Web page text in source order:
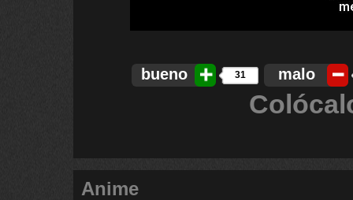
bueno 31 malo
Anime